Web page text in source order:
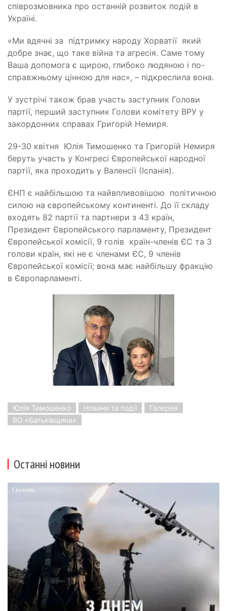
співрозмовника про останній розвиток подій в
Україні.
«Ми вдячні за підтримку народу Хорватії який
добре знає, що таке війна та агресія. Саме тому
Ваша допомога є щирою, глибоко людяною і по-
справжньому цінною для нас», – підкреслила вона.
У зустрічі також брав участь заступник Голови
партії, перший заступник Голови комітету ВРУ у
закордонних справах Григорій Немиря.
29-30 квітня Юлія Тимошенко та Григорій Немиря
беруть участь у Конгресі Європейської народної
партії, яка проходить у Валенсії (Іспанія).
ЄНП є найбільшою та найвпливовішою політичною
силою на європейському континенті. До її складу
входять 82 партії та партнери з 43 країн,
Президент Європейського парламенту, Президент
Європейської комісії, 9 голів країн-членів ЄС та 3
голови країн, які не є членами ЄС, 9 членів
Європейської комісії; вона має найбільшу фракцію
в Європарламенті.
Юлія Тимошенко Новини та події
Галерея
ВО «Батьківщина»
Останні новини
5 днів тому